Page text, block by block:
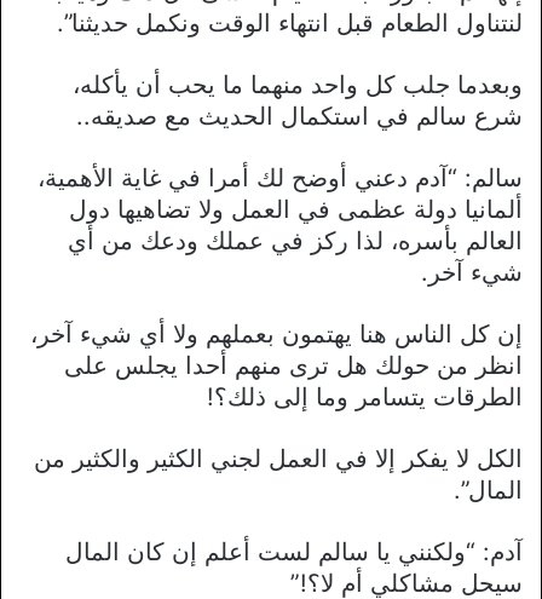
لنتناول الطعام قبل انتهاء الوقت ونكمل حديثنا”.
وبعدما جلب كل واحد منهما ما يحب أن يأكله،
شرع سالم في استكمال الحديث مع صديقه..
سالم: “آدم دعني أوضح لك أمرا في غاية الأهمية،
ألمانيا دولة عظمى في العمل ولا تضاهيها دول
العالم بأسره، لذا ركز في عملك ودعك من أي
شيء آخر.
إن كل الناس هنا يهتمون بعملهم ولا أي شيء آخر،
انظر من حولك هل ترى منهم أحدا يجلس على
الطرقات يتسامر وما إلى ذلك؟!
الكل لا يفكر إلا في العمل لجني الكثير والكثير من
المال”.
آدم: “ولكنني يا سالم لست أعلم إن كان المال
سيحل مشاكلي أم لا؟!”